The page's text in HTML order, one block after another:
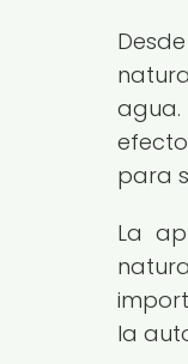
agua.
para
La
la